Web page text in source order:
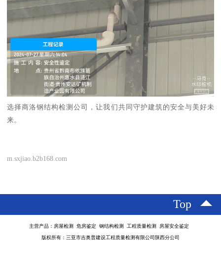
选择商洛钢结构检测公司，让我们共同守护建筑的安全与美好未
来。
m.sxjiao.b2b168.com
Top
主营产品：房屋检测 危房鉴定 钢结构检测 工程质量检测 房屋安全鉴定
版权所有：三亚市吉奥普建设工程质量检测有限公司陕西分公司